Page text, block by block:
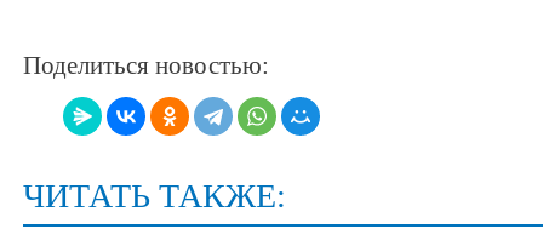
Поделиться новостью:
ЧИТАТЬ ТАКЖЕ: